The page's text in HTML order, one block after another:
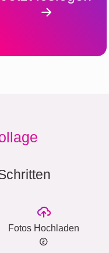
Fotos Hochladen